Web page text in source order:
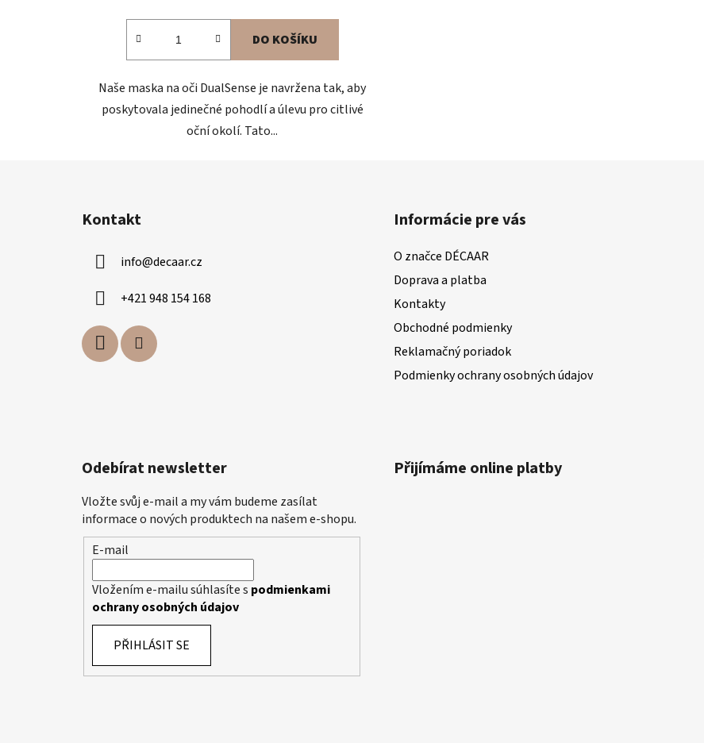
je
5
hvězdiček.
DO KOŠÍKU
Naše maska na oči DualSense je navržena tak, aby
poskytovala jedinečné pohodlí a úlevu pro citlivé
oční okolí. Tato...
Kontakt
info@decaar.cz
+421 948 154 168
Informácie pre vás
O značce DÉCAAR
Doprava a platba
Kontakty
Obchodné podmienky
Reklamačný poriadok
Podmienky ochrany osobných údajov
Odebírat newsletter
Vložte svůj e-mail a my vám budeme zasílat
informace o nových produktech na našem e-shopu.
E-mail
Vložením e-mailu súhlasíte s podmienkami
ochrany osobných údajov
PŘIHLÁSIT SE
Přijímáme online platby